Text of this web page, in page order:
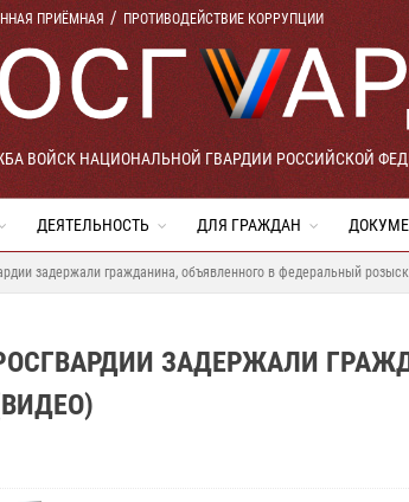
ПРИЁМНАЯ ПРОТИВОДЕЙСТВИЕ КОРРУПЦИИ
ВОЙСК НАЦИОНАЛЬНОЙ ГВАРДИИ РОССИЙСКОЙ
ДЕЯТЕЛЬНОСТЬ ДЛЯ ГРАЖДАН
задержали гражданина, объявленного в федеральный
ЗАДЕРЖАЛИ